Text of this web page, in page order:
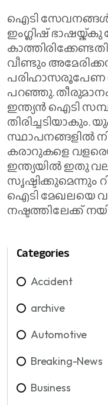
ഐടി
ഇംഗ്ലിഷ് ഭാഷയ്ക്കു
വീണ്ടും
പരിഹാസരൂപേണ
പറഞ്ഞു. തീരുമാനം
ഇന്ത്യൻ ഐടി
സ്ഥാപനങ്ങളിൽ
കരാറുകളെ
ഇന്ത്യയിൽ ഇതു
സൃഷ്ടിക്കുമെന്നും
ഐടി മേഖലയെ
നഷ്ടത്തിലേക്ക്
Categories
Accident
archive
Automotive
Breaking-News
Business